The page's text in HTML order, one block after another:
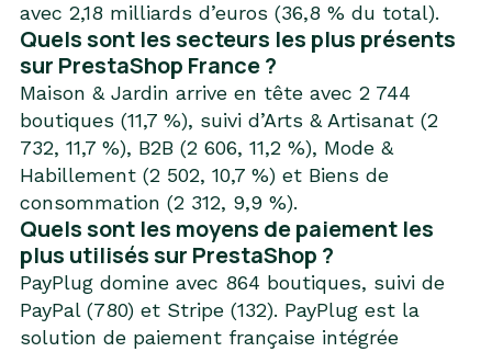
avec 2,18 milliards d’euros (36,8 % du total).
Quels sont les secteurs les plus présents
sur PrestaShop France ?
Maison & Jardin arrive en tête avec 2 744
boutiques (11,7 %), suivi d’Arts & Artisanat (2
732, 11,7 %), B2B (2 606, 11,2 %), Mode &
Habillement (2 502, 10,7 %) et Biens de
consommation (2 312, 9,9 %).
Quels sont les moyens de paiement les
plus utilisés sur PrestaShop ?
PayPlug domine avec 864 boutiques, suivi de
PayPal (780) et Stripe (132). PayPlug est la
solution de paiement française intégrée